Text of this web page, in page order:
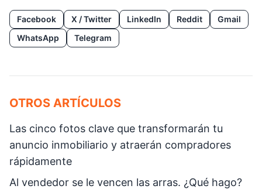
Facebook X / Twitter LinkedIn Reddit
Gmail
WhatsApp
Telegram
OTROS ARTÍCULOS
Las cinco fotos clave que transformarán tu
anuncio inmobiliario y atraerán compradores
rápidamente
Al vendedor se le vencen las arras. ¿Qué hago?